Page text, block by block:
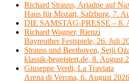
Richard Strauss, Ariadne auf
Haus für Mozart, Salzburg, 7.
DIE SAMSTAG-PRESSE – 8.
Richard Wagner, Rienzi
Bayreuther Festspiele, 26. Juli
Strauss und Beethoven, Seiji
klassik-begeistert.de, 8. August
Giuseppe Verdi, La Traviata
Arena di Verona, 6. August 2026